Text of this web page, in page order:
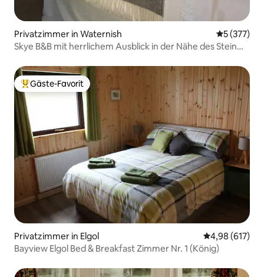
Privatzimmer in Waternish
5 (377)
Skye B&B mit herrlichem Ausblick in der Nähe des Stein
Beliebter Gäste-Favorit.
Gäste-Favorit
Privatzimmer in Elgol
4,98 (617)
Bayview Elgol Bed & Breakfast Zimmer Nr. 1 (König)